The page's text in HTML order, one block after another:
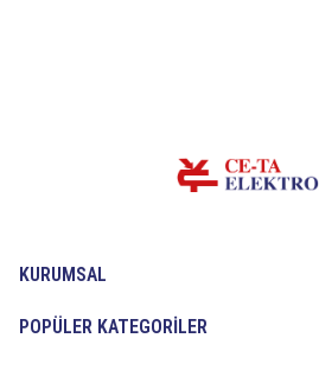
KURUMSAL
POPÜLER KATEGORİLER